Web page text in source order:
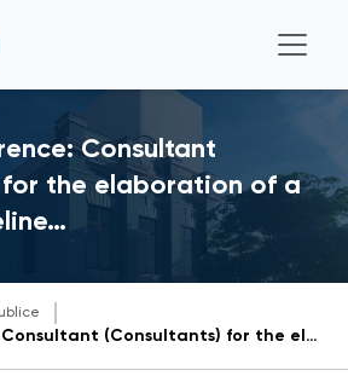
Consultant
for the elaboration of a
Terms of reference: Consultant (Consultants) for the elaboration of a National Baseline Assessment on Business and human rights in the Republic of Moldova